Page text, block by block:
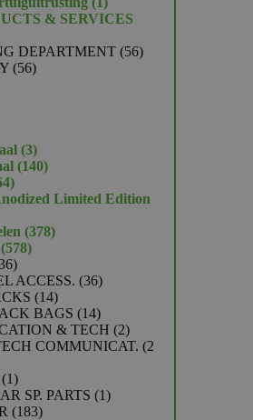
product
& SERVICES
DEPARTMENT 5656
5656
33
producten
140140
64
productenLimited Edition
378378
578578
36
producten
ACCESS. 3636
1414
producten
BAGS 1414
producten
& TECH 22
producten
COMMUNICAT.
2
11
product
SP. PARTS 11
183183